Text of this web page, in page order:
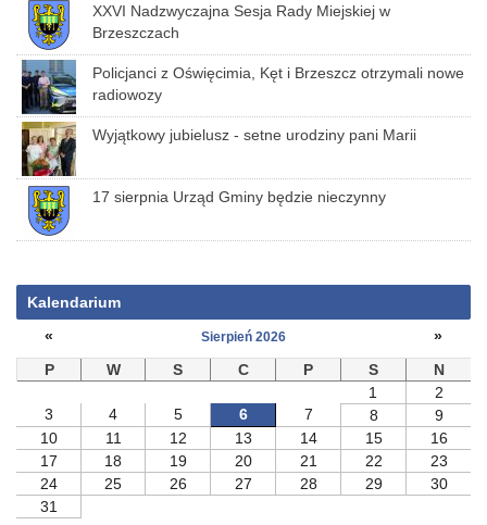
XXVI Nadzwyczajna Sesja Rady Miejskiej w
Brzeszczach
Policjanci z Oświęcimia, Kęt i Brzeszcz otrzymali nowe
radiowozy
Wyjątkowy jubielusz - setne urodziny pani Marii
17 sierpnia Urząd Gminy będzie nieczynny
Kalendarium
«
Sierpień 2026
»
P
W S C P S
N
1
2
3
4 5 6 7 8
9
10
11 12 13 14 15
16
17
18 19 20 21 22
23
24
25 26 27 28 29
30
31